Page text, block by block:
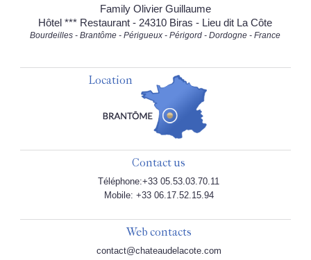
Family Olivier Guillaume
Hôtel *** Restaurant - 24310 Biras - Lieu dit La Côte
Bourdeilles - Brantôme - Périgueux - Périgord - Dordogne - France
Location
Contact us
Téléphone:+33 05.53.03.70.11
Mobile: +33 06.17.52.15.94
Web contacts
contact@chateaudelacote.com